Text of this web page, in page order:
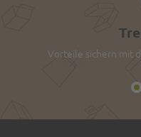
Vorteile sichern mit